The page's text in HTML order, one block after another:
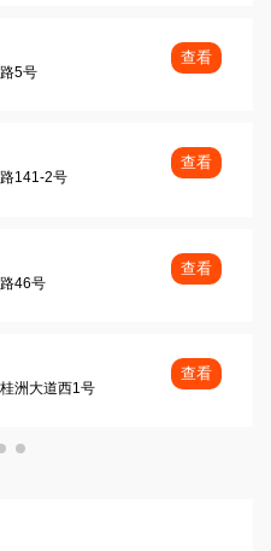
5号
查看
141-2号
查看
46号
查看
洲大道西1号
查看